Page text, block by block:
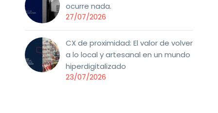
ocurre nada.
27/07/2026
CX de proximidad: El valor de volver
a lo local y artesanal en un mundo
hiperdigitalizado
23/07/2026